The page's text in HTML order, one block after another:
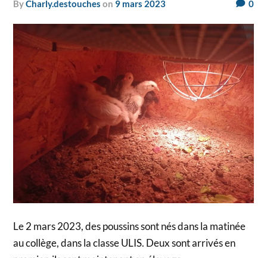
byCharly.destouches on 9 mars 2023 0
Le 2 mars 2023, des poussins sont nés dans la matinée
au collège, dans la classe ULIS. Deux sont arrivés en